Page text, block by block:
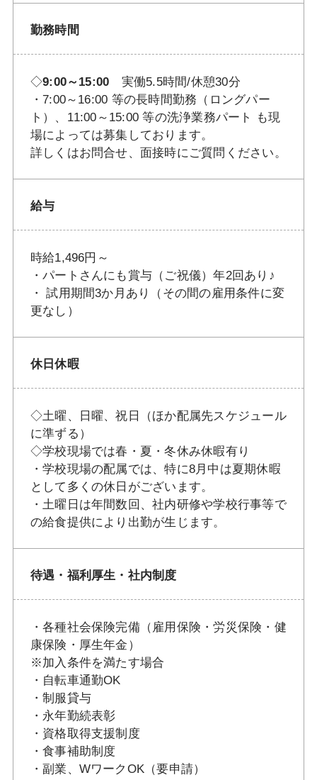
勤務時間
◇9:00～15:00 実働5.5時間/休憩30分
・7:00～16:00 等の長時間勤務（ロングパー
ト）、11:00～15:00 等の洗浄業務パート も現
場によっては募集しております。
詳しくはお問合せ、面接時にご質問ください。
給与
時給1,496円～
・パートさんにも賞与（ご祝儀）年2回あり♪
・ 試用期間3か月あり（その間の雇用条件に変
更なし）
休日休暇
◇土曜、日曜、祝日（ほか配属先スケジュール
に準ずる）
◇学校現場では春・夏・冬休み休暇有り
・学校現場の配属では、特に8月中は夏期休暇
として多くの休日がございます。
・土曜日は年間数回、社内研修や学校行事等で
の給食提供により出勤が生じます。
待遇・福利厚生・社内制度
・各種社会保険完備（雇用保険・労災保険・健
康保険・厚生年金）
※加入条件を満たす場合
・自転車通勤OK
・制服貸与
・永年勤続表彰
・資格取得支援制度
・食事補助制度
・副業、WワークOK（要申請）